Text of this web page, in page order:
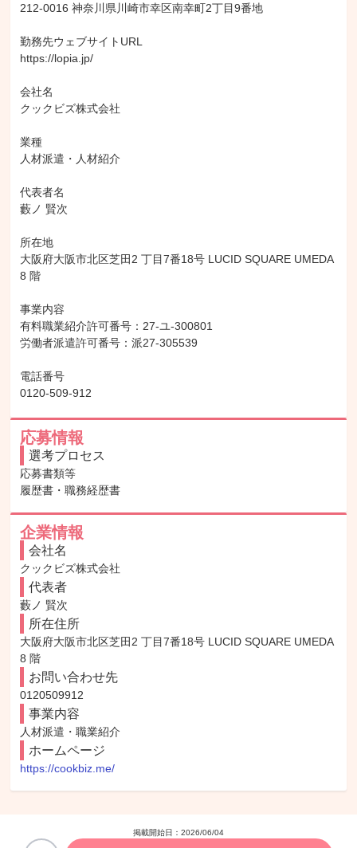
212-0016 神奈川県川崎市幸区南幸町2丁目9番地
勤務先ウェブサイトURL
https://lopia.jp/
会社名
クックビズ株式会社
業種
人材派遣・人材紹介
代表者名
藪ノ 賢次
所在地
大阪府大阪市北区芝田2 丁目7番18号 LUCID SQUARE UMEDA
8 階
事業内容
有料職業紹介許可番号：27-ユ-300801
労働者派遣許可番号：派27-305539
電話番号
0120-509-912
応募情報
選考プロセス
応募書類等
履歴書・職務経歴書
企業情報
会社名
クックビズ株式会社
代表者
藪ノ 賢次
所在住所
大阪府大阪市北区芝田2 丁目7番18号 LUCID SQUARE UMEDA
8 階
お問い合わせ先
0120509912
事業内容
人材派遣・職業紹介
ホームページ
https://cookbiz.me/
掲載開始日： 2026/06/04